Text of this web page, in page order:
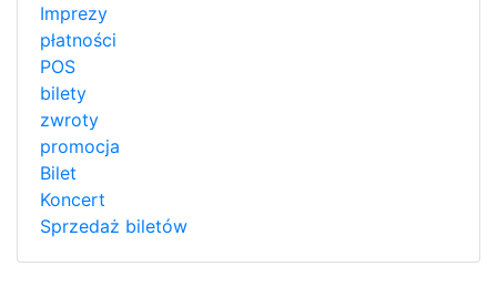
Imprezy
płatności
POS
bilety
zwroty
promocja
Bilet
Koncert
Sprzedaż biletów